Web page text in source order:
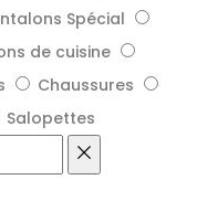
Spécial
de cuisine
Chaussures
Salopettes